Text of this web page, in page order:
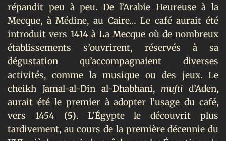
répandit peu à peu. De l’Arabie Heureuse à la
Mecque, à Médine, au Caire… Le café aurait été
introduit vers 1414 à La Mecque où de nombreux
établissements s’ouvrirent, réservés à sa
dégustation qu’accompagnaient diverses
activités, comme la musique ou des jeux. Le
cheikh Jamal-al-Din al-Dhabhani, mufti d’Aden,
aurait été le premier à adopter l’usage du café,
vers 1454 (5). L’Égypte le découvrit plus
tardivement, au cours de la première décennie du